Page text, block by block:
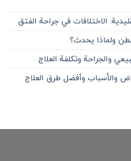
الاختلافات في جراحة الفتق
ولماذا يحدث؟
والجراحة وتكلفة العلاج
والأسباب وأفضل طرق العلاج